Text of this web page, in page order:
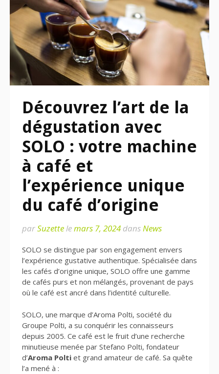
Découvrez l’art de la
dégustation avec
SOLO : votre machine
à café et
l’expérience unique
du café d’origine
parSuzettelemars 7, 2024 dansNews
SOLO se distingue par son engagement envers
l’expérience gustative authentique. Spécialisée dans
les cafés d’origine unique, SOLO offre une gamme
de cafés purs et non mélangés, provenant de pays
où le café est ancré dans l’identité culturelle.
SOLO, une marque d’Aroma Polti, société du
Groupe Polti, a su conquérir les connaisseurs
depuis 2005. Ce café est le fruit d’une recherche
minutieuse menée par Stefano Polti, fondateur
d’Aroma Polti et grand amateur de café. Sa quête
l’a mené à :